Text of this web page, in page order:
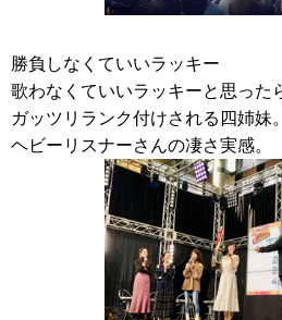
勝負しなくていいラッキー
歌わなくていいラッキーと思った
ガッツリランク付けされる四姉妹。
ヘビーリスナーさんの凄さ実感。